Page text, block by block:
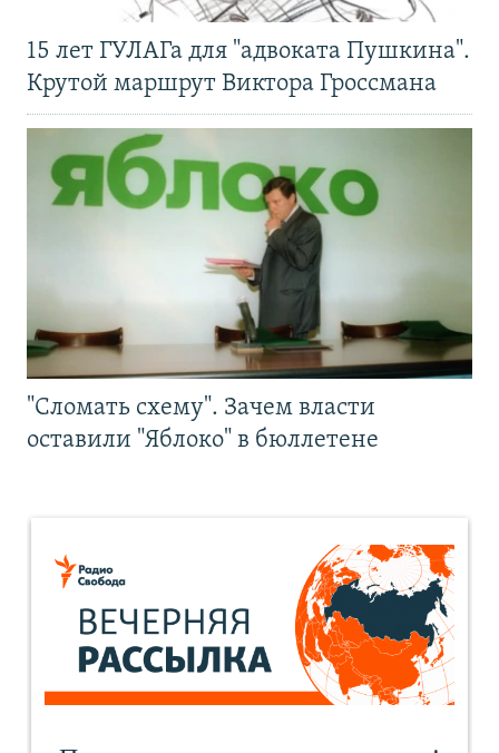
15 лет ГУЛАГа для "адвоката Пушкина".
Крутой маршрут Виктора Гроссмана
"Сломать схему". Зачем власти
оставили "Яблоко" в бюллетене